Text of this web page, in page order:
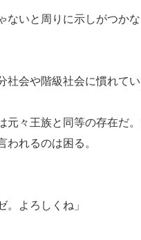
ないと周りに示しがつかな
会や階級社会に慣れてい
々王族と同等の存在だ
われるのは困る。
よろしくね」